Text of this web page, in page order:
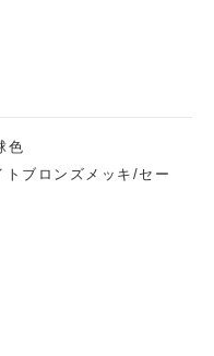
色
ブロンズメッキ/セー